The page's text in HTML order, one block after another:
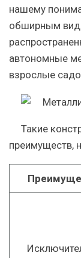
нашему
обширным
автономные
взрослые
Такие
преимуществ,